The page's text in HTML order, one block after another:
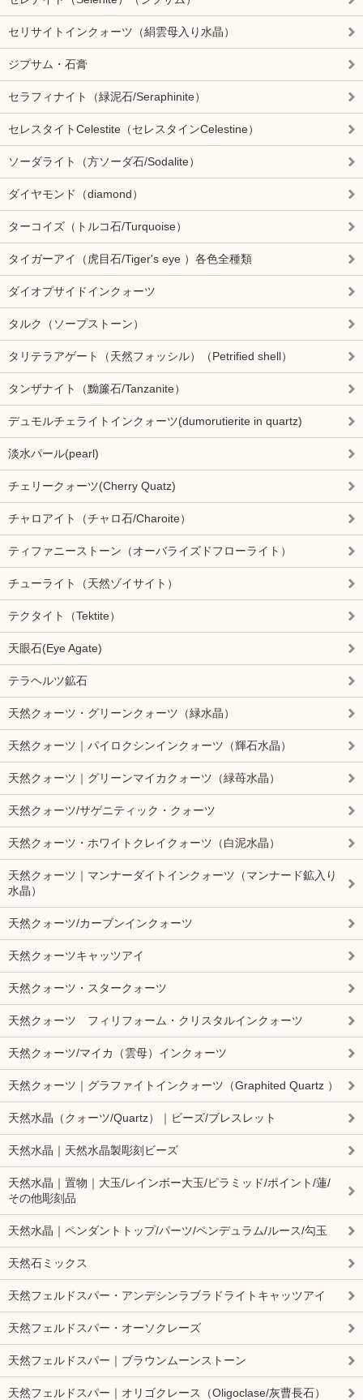
セリサイトインクォーツ（絹雲母入り水晶）
ジプサム・石膏
セラフィナイト（緑泥石/Seraphinite）
セレスタイトCelestite（セレスタインCelestine）
ソーダライト（方ソーダ石/Sodalite）
ダイヤモンド（diamond）
ターコイズ（トルコ石/Turquoise）
タイガーアイ（虎目石/Tiger's eye ）各色全種類
ダイオプサイドインクォーツ
タルク（ソープストーン）
タリテラアゲート（天然フォッシル）（Petrified shell）
タンザナイト（黝簾石/Tanzanite）
デュモルチェライトインクォーツ(dumorutierite in quartz)
淡水パール(pearl)
チェリークォーツ(Cherry Quatz)
チャロアイト（チャロ石/Charoite）
ティファニーストーン（オーバライズドフローライト）
チューライト（天然ゾイサイト）
テクタイト（Tektite）
天眼石(Eye Agate)
テラヘルツ鉱石
天然クォーツ・グリーンクォーツ（緑水晶）
天然クォーツ｜パイロクシンインクォーツ（輝石水晶）
天然クォーツ｜グリーンマイカクォーツ（緑苺水晶）
天然クォーツ/サゲニティック・クォーツ
天然クォーツ・ホワイトクレイクォーツ（白泥水晶）
天然クォーツ｜マンナーダイトインクォーツ（マンナード鉱入り
水晶）
天然クォーツ/カーブンインクォーツ
天然クォーツキャッツアイ
天然クォーツ・スタークォーツ
天然クォーツ フィリフォーム・クリスタルインクォーツ
天然クォーツ/マイカ（雲母）インクォーツ
天然クォーツ｜グラファイトインクォーツ（Graphited Quartz ）
天然水晶（クォーツ/Quartz）｜ビーズ/ブレスレット
天然水晶｜天然水晶製彫刻ビーズ
天然水晶｜置物｜大玉/レインボー大玉/ピラミッド/ポイント/蓮/
その他彫刻品
天然水晶｜ペンダントトップ/パーツ/ペンデュラム/ルース/勾玉
天然石ミックス
天然フェルドスパー・アンデシンラブラドライトキャッツアイ
天然フェルドスパー・オーソクレーズ
天然フェルドスパー｜ブラウンムーンストーン
天然フェルドスパー｜オリゴクレース（Oligoclase/灰曹長石）